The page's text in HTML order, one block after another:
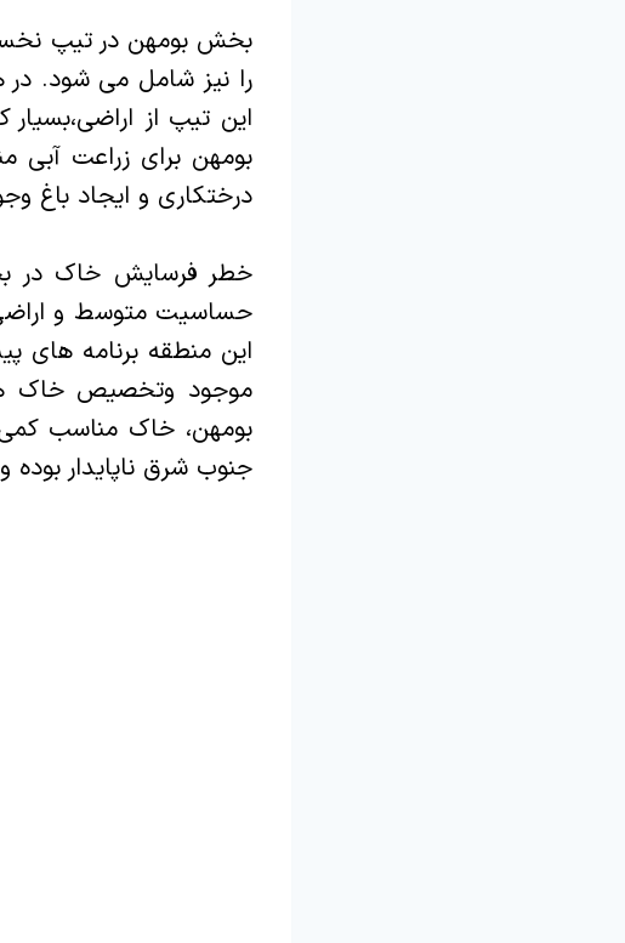
بخش بومهن در تیپ
را نیز شامل می شود.
این تیپ از
بومهن برای زراعت آبی
درختکاری و ایجاد باغ
خطر فرسایش خاک در
حساسیت متوسط و اراضی
این منطقه برنامه های
موجود وتخصیص خاک
بومهن، خاک مناسب کمی
جنوب شرق ناپایدار